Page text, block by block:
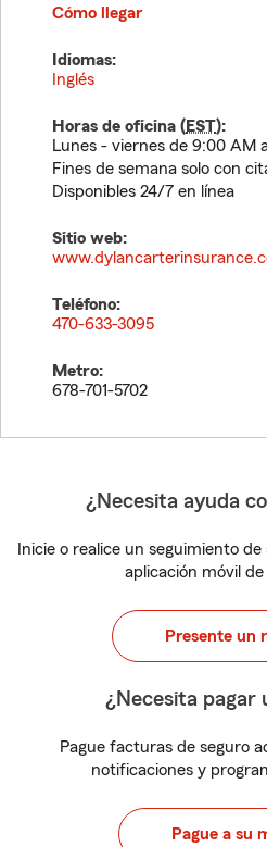
Cómo llegar
Idiomas:
Inglés
Horas de oficina (EST):
Lunes - viernes de 9:00 AM
Fines de semana solo con
Disponibles 24/7 en línea
Sitio web:
Teléfono:
470-633-3095
Metro:
678-701-5702
¿Necesita ayuda
Inicie o realice un seguimiento
aplicación móvil
Presente un
¿Necesita pagar
Pague facturas de seguro
notificaciones y
Pague a su